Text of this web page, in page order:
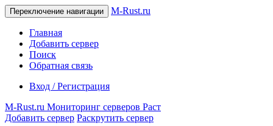
Переключение навигации M-Rust.ru
Главная
Добавить сервер
Поиск
Обратная связь
Вход / Регистрация
M-Rust.ru Мониторинг серверов Раст
Добавить сервер Раскрутить сервер